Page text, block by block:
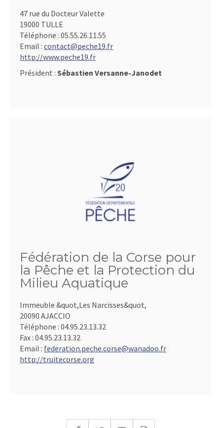
47 rue du Docteur Valette
19000 TULLE
Téléphone : 05.55.26.11.55
Email : contact@peche19.fr
http://www.peche19.fr
Président : Sébastien Versanne-Janodet
Fédération de la Corse pour
la Pêche et la Protection du
Milieu Aquatique
Immeuble &quot,Les Narcisses&quot,
20090 AJACCIO
Téléphone : 04.95.23.13.32
Fax : 04.95.23.13.32
Email : federation.peche.corse@wanadoo.fr
http://truitecorse.org